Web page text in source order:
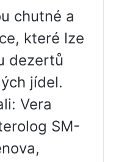
chutné a
které lze
dezertů
jídel.
Vera
SM-